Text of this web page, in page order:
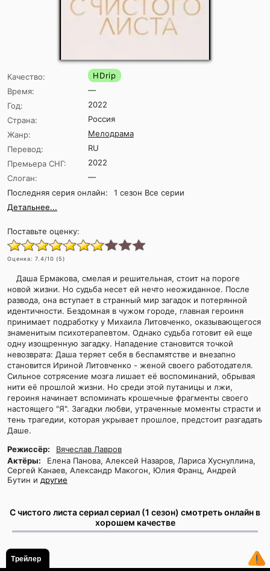
Качество:
HDrip
Время:
—
Год:
2022
Страна:
Россия
Жанр:
Мелодрама
Перевод:
RU
Премьера СНГ:
2022
Слоган:
—
Последняя серия онлайн:
1 сезон Все серии
Детальнее...
Поставьте оценку:
Оценка: 7.4/10 (5)
Даша Ермакова, смелая и решительная, стоит на пороге
новой жизни. Но судьба несет ей нечто неожиданное. После
развода, она вступает в странный мир загадок и потерянной
идентичности. Бездомная в чужом городе, главная героиня
принимает подработку у Михаила Литовченко, оказывающегося
знаменитым психотерапевтом. Однако судьба готовит ей еще
одну изощренную загадку. Нападение становится точкой
невозврата: Даша теряет себя в беспамятстве и внезапно
становится Ириной Литовченко - женой своего работодателя.
Сильное сотрясение мозга лишает её воспоминаний, обрывая
нити её прошлой жизни. Но среди этой путаницы и лжи,
героиня начинает вспоминать крошечные фрагменты своего
настоящего "Я". Загадки любви, утраченные моменты страсти и
тень трагедии, которая укрывает прошлое, предстоит разгадать
Даше.
Режиссёр:
Вячеслав Лавров
Актёры:
Елена Панова, Алексей Назаров, Лариса Хуснуллина,
Сергей Канаев, Александр Макогон, Юлия Франц, Андрей
Бутин и другие
С чистого листа сериал сериал (1 сезон) смотреть онлайн в
хорошем качестве
Трейлер